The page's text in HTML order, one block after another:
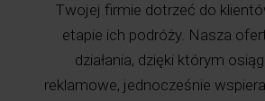
Twojej firmie dotrzeć do
etapie ich podróży. Nasza
działania, dzięki którym
reklamowe, jednocześnie